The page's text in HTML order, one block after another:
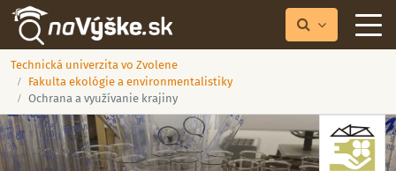
Technická univerzita vo Zvolene
Fakulta ekológie a environmentalistiky
Ochrana a využívanie krajiny